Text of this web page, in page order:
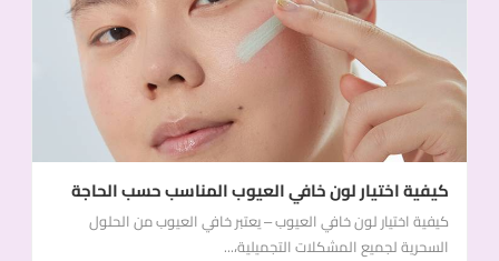
كيفية اختيار لون خافي العيوب المناسب حسب الحاجة
كيفية اختيار لون خافي العيوب – يعتبر خافي العيوب من الحلول
السحرية لجميع المشكلات التجميلية،...